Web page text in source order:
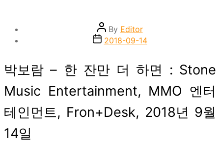
Post
author
By Editor
Post2018-09-14
박보람 – 한 잔만 더 하면 : Stone
Music Entertainment, MMO 엔터
테인먼트, Fron+Desk, 2018년 9월
14일